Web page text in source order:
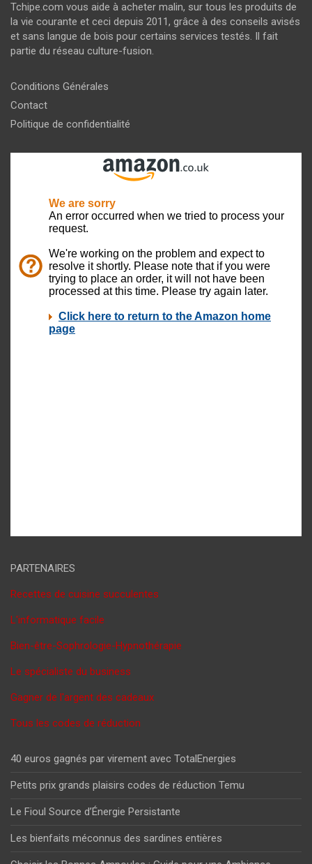
Tchipe.com vous aide à acheter malin, sur tous les produits de
la vie courante et ceci depuis 2011, grâce à des conseils avisés
et sans langue de bois pour certains services testés. Il fait
partie du réseau culture-fusion.
Conditions Générales
Contact
Politique de confidentialité
PARTENAIRES
Recettes de cuisine succulentes
L'informatique facile
Bien-être-Sophrologie-Hypnothérapie
Le spécialiste du business
Gagner de l'argent des cadeaux
Tous les codes de réduction
40 euros gagnés par virement avec TotalEnergies
Petits prix grands plaisirs codes de réduction Temu
Le Fioul Source d’Énergie Persistante
Les bienfaits méconnus des sardines entières